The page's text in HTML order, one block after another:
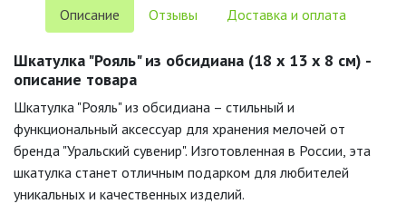
Описание Отзывы Доставка и оплата
Шкатулка "Рояль" из обсидиана (18 х 13 х 8 см) -
описание товара
Шкатулка "Рояль" из обсидиана – стильный и
функциональный аксессуар для хранения мелочей от
бренда "Уральский сувенир". Изготовленная в России, эта
шкатулка станет отличным подарком для любителей
уникальных и качественных изделий.